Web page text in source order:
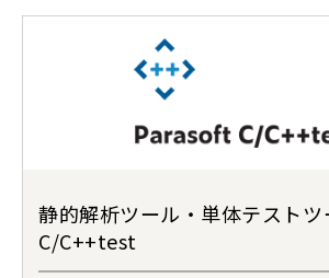
静的解析ツール・単体テストツ
C/C++test